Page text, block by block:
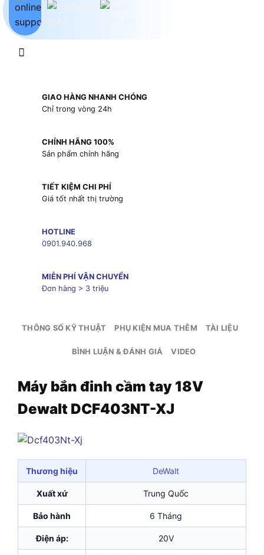
GIAO HÀNG NHANH CHÓNG
Chỉ trong vòng 24h
CHÍNH HÃNG 100%
Sản phẩm chính hãng
TIẾT KIỆM CHI PHÍ
Giá tốt nhất thị trường
HOTLINE
0901.940.968
MIỄN PHÍ VẬN CHUYỂN
Đơn hàng > 3 triệu
THÔNG SỐ KỸ THUẬT PHỤ KIỆN MUA THÊM TÀI LIỆU
BÌNH LUẬN & ĐÁNH GIÁ VIDEO
Máy bắn đinh cầm tay 18V
Dewalt DCF403NT-XJ
Thương hiệu DeWalt
Xuất xứ Trung Quốc
Bảo hành 6 Tháng
Điện áp: 20V